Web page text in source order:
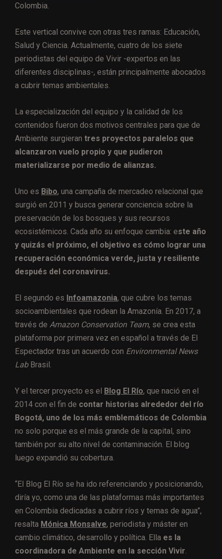
Colombia.
Este vertical convive con otras tres ramas: Educación,
Salud y Ciencia. Actualmente, cuatro de los siete
periodistas del equipo de Vivir -expertos en las
diferentes disciplinas-, están principalmente abocados
a cubrir temas ambientales.
La especialización del equipo y la calidad de los
contenidos fueron dos motivos centrales para que de
Ambiente surgieran tres proyectos paralelos que
alcanzaron vuelo propio y que pudieron
materializarse por medio de alianzas.
Uno es Bibo, una campaña de mercadeo relacional que
surgió en 2011 y busca generar conciencia sobre la
preservación de los bosques y sus recursos
ecosistémicos. Cada año su enfoque cambia: este año
y quizás el próximo, el objetivo es cómo lograr una
recuperación económica verde, justa y resiliente
después del coronavirus.
El segundo es Infoamazonia, que cubre los temas
socioambientales que rodean la Amazonía. En 2017, a
través de Amazon Conservation Team, se crea esta
plataforma por primera vez en español a través de El
Espectador tras un acuerdo con Environmental News
LabBrasil.
Y el tercer proyecto es el Blog El Río, que nació en el
2014 con el fin de contar historias alrededor del río
Bogotá, uno de los más emblemáticos de Colombia
no solo porque es el más grande de la capital, sino
también por su alto nivel de contaminación. El blog
luego expandió su cobertura.
“El Blog El Río se ha ido referenciando y posicionando,
diría yo, como una de las plataformas más importantes
en Colombia dedicadas a cubrir ríos y temas de agua”,
resalta Mónica Monsalve, periodista y máster en
cambio climático, desarrollo y política. Ella es la
coordinadora de Ambiente en la sección Vivir